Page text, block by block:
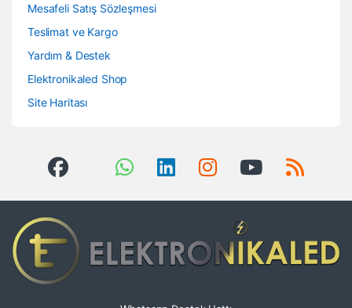
Mesafeli Satış Sözleşmesi
Teslimat ve Kargo
Yardım & Destek
Elektronikaled Shop
Site Haritası